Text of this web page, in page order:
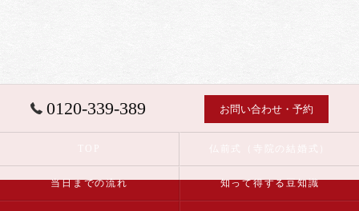
0120-339-389 お問い合わせ・予約
当日までの流れ 知って得する豆知識